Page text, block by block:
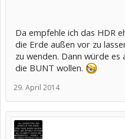
Da empfehle ich das HDR
die Erde außen vor zu
zu wenden. Dann würde es
die BUNT wollen.
29. April 2014